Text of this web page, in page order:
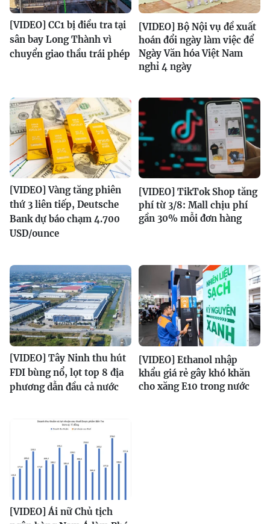
[VIDEO] CC1 bị điều tra tại
sân bay Long Thành vì
chuyển giao thầu trái phép
[VIDEO] Bộ Nội vụ đề xuất
hoán đổi ngày làm việc để
Ngày Văn hóa Việt Nam
nghỉ 4 ngày
[VIDEO] Vàng tăng phiên
thứ 3 liên tiếp, Deutsche
Bank dự báo chạm 4.700
USD/ounce
[VIDEO] TikTok Shop tăng
phí từ 3/8: Mall chịu phí
gần 30% mỗi đơn hàng
[VIDEO] Tây Ninh thu hút
FDI bùng nổ, lọt top 8 địa
phương dẫn đầu cả nước
[VIDEO] Ethanol nhập
khẩu giá rẻ gây khó khăn
cho xăng E10 trong nước
[VIDEO] Ái nữ Chủ tịch